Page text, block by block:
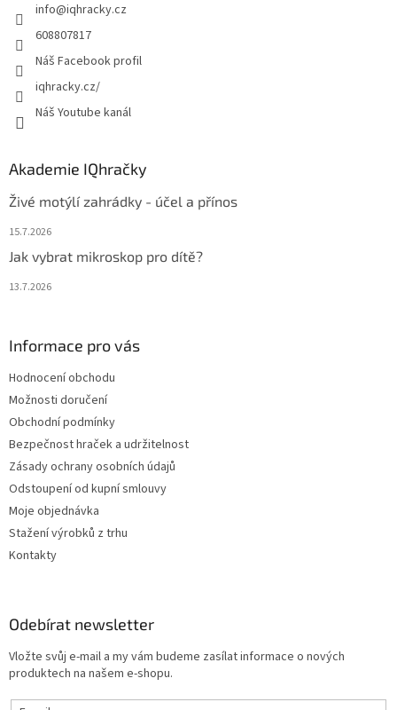
info@iqhracky.cz
608807817
Náš Facebook profil
iqhracky.cz/
Náš Youtube kanál
Akademie IQhračky
Živé motýlí zahrádky - účel a přínos
15.7.2026
Jak vybrat mikroskop pro dítě?
13.7.2026
Informace pro vás
Hodnocení obchodu
Možnosti doručení
Obchodní podmínky
Bezpečnost hraček a udržitelnost
Zásady ochrany osobních údajů
Odstoupení od kupní smlouvy
Moje objednávka
Stažení výrobků z trhu
Kontakty
Odebírat newsletter
Vložte svůj e-mail a my vám budeme zasílat informace o nových
produktech na našem e-shopu.